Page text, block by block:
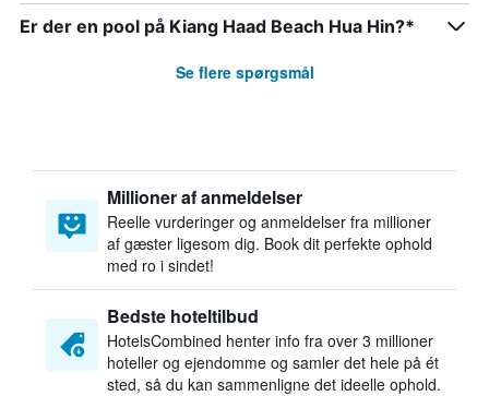
Er der en pool på Kiang Haad Beach Hua Hin?*
Se flere spørgsmål
Millioner af anmeldelser
Reelle vurderinger og anmeldelser fra millioner
af gæster ligesom dig. Book dit perfekte ophold
med ro i sindet!
Bedste hoteltilbud
HotelsCombined henter info fra over 3 millioner
hoteller og ejendomme og samler det hele på ét
sted, så du kan sammenligne det ideelle ophold.